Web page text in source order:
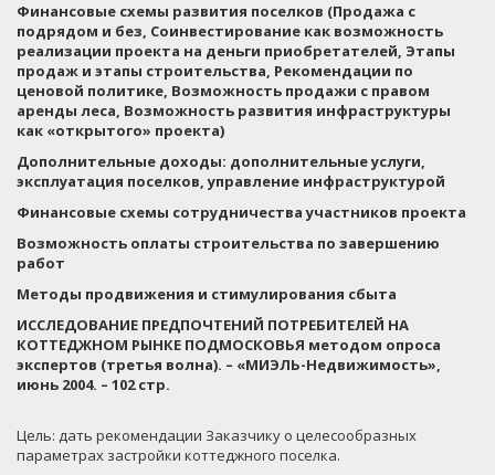
Финансовые схемы развития поселков (Продажа с
подрядом и без, Соинвестирование как возможность
реализации проекта на деньги приобретателей, Этапы
продаж и этапы строительства, Рекомендации по
ценовой политике, Возможность продажи с правом
аренды леса, Возможность развития инфраструктуры
как «открытого» проекта)
Дополнительные доходы: дополнительные услуги,
эксплуатация поселков, управление инфраструктурой
Финансовые схемы сотрудничества участников проекта
Возможность оплаты строительства по завершению
работ
Методы продвижения и стимулирования сбыта
ИССЛЕДОВАНИЕ ПРЕДПОЧТЕНИЙ ПОТРЕБИТЕЛЕЙ НА
КОТТЕДЖНОМ РЫНКЕ ПОДМОСКОВЬЯ методом опроса
экспертов (третья волна). – «МИЭЛЬ-Недвижимость»,
июнь 2004. – 102 стр.
Цель: дать рекомендации Заказчику о целесообразных
параметрах застройки коттеджного поселка.